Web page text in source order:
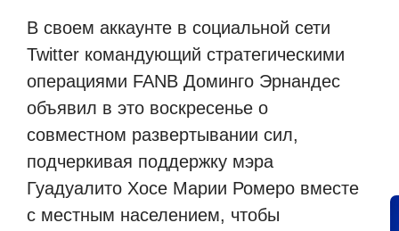
В своем аккаунте в социальной сети
Twitter командующий стратегическими
операциями FANB Доминго Эрнандес
объявил в это воскресенье о
совместном развертывании сил,
подчеркивая поддержку мэра
Гуадуалито Хосе Марии Ромеро вместе
с местным населением, чтобы